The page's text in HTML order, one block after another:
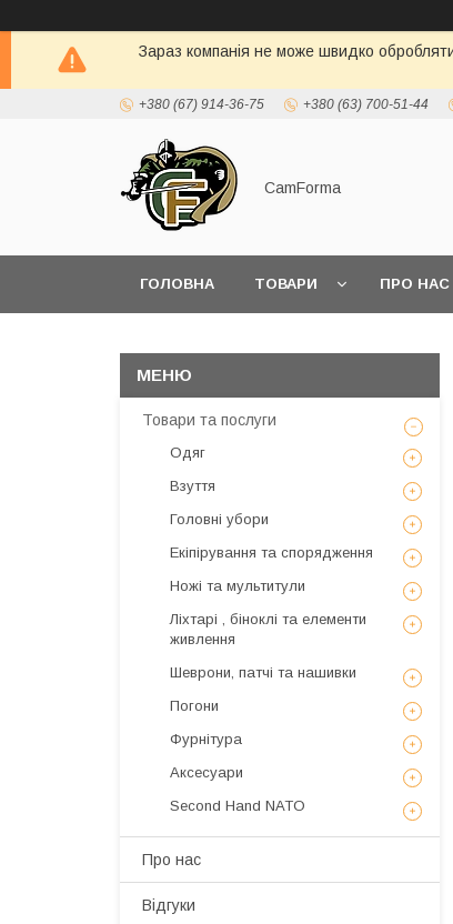
Зараз компанія не може швидко
+380 (67) 914-36-75 +380 (63) 700-51-44
CamForma
ГОЛОВНА ТОВАРИ ПРО НАС
Товари та послуги
Одяг
Взуття
Головні убори
Екіпірування та спорядження
Ножі та мультитули
Ліхтарі , біноклі та елементи
живлення
Шеврони, патчі та нашивки
Погони
Фурнітура
Аксесуари
Second Hand NATO
Про нас
Відгуки